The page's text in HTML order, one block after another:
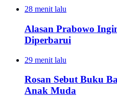
28 menit lalu
Alasan Prabowo
Diperbarui
29 menit lalu
Rosan Sebut Buku
Anak Muda